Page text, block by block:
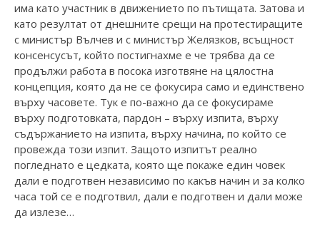
има като участник в движението по пътищата. Затова и
като резултат от днешните срещи на протестиращите
с министър Вълчев и с министър Желязков, всъщност
консенсусът, който постигнахме е че трябва да се
продължи работа в посока изготвяне на цялостна
концепция, която да не се фокусира само и единствено
върху часовете. Тук е по-важно да се фокусираме
върху подготовката, пардон – върху изпита, върху
съдържанието на изпита, върху начина, по който се
провежда този изпит. Защото изпитът реално
погледнато е цедката, която ще покаже един човек
дали е подготвен независимо по какъв начин и за колко
часа той се е подготвил, дали е подготвен и дали може
да излезе…